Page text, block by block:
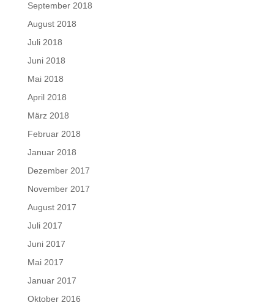
September 2018
August 2018
Juli 2018
Juni 2018
Mai 2018
April 2018
März 2018
Februar 2018
Januar 2018
Dezember 2017
November 2017
August 2017
Juli 2017
Juni 2017
Mai 2017
Januar 2017
Oktober 2016